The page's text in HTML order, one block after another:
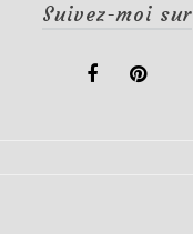
Suivez-moi sur